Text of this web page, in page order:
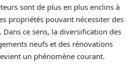
sont de plus en plus enclins à
propriétés pouvant nécessiter des
ce sens, la diversification des
neufs et des rénovations
un phénomène courant.